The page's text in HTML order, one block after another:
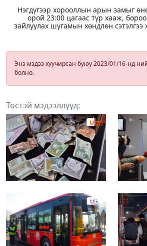
Нэгдүгээр хорооллын арын замыг
орой 23:00 цагаас түр хааж,
зайлуулах шугамын хөндлөн сэтэлгээ
Энэ мэдээ хуучирсан буюу 2023/01/16-нд
болно.
Төстэй мэдээллүүд: